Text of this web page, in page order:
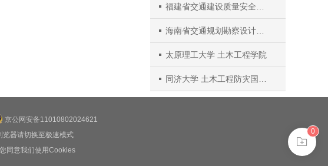
福建省交通建设质量安全中心
海南省交通规划勘察设计研究院
太原理工大学 土木工程学院
同济大学 土木工程防灾国家重点实验室
京公网安备11010802024621
器请切换至极速模式
同意我们使用Cookies
0